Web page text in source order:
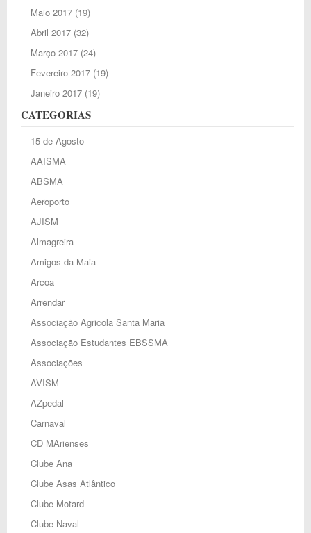
Maio 2017(19)
Abril 2017(32)
Março 2017(24)
Fevereiro 2017(19)
Janeiro 2017(19)
CATEGORIAS
15 de Agosto
AAISMA
ABSMA
Aeroporto
AJISM
Almagreira
Amigos da Maia
Arcoa
Arrendar
Associação Agricola Santa Maria
Associação Estudantes EBSSMA
Associações
AVISM
AZpedal
Carnaval
CD MArienses
Clube Ana
Clube Asas Atlântico
Clube Motard
Clube Naval